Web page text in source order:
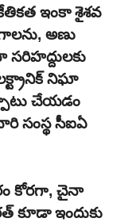
ఇంకా శైశవ
అణు
నిఘా
చేయడం
సంస్థ సీఐఏ
కోరగా, చైనా
కూడా ఇందుకు